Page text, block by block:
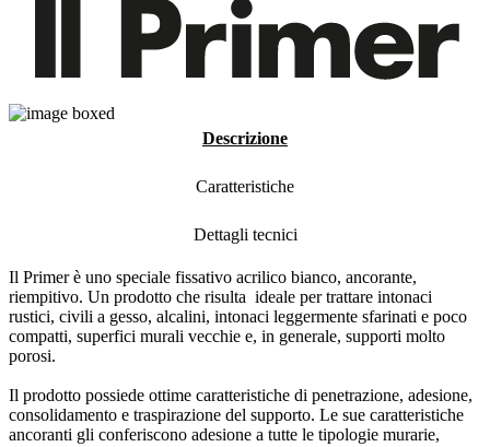
Descrizione
Caratteristiche
Dettagli tecnici
Il Primer è uno speciale fissativo acrilico bianco, ancorante,
riempitivo. Un prodotto che risulta ideale per trattare intonaci
rustici, civili a gesso, alcalini, intonaci leggermente sfarinati e poco
compatti, superfici murali vecchie e, in generale, supporti molto
porosi.
Il prodotto possiede ottime caratteristiche di penetrazione, adesione,
consolidamento e traspirazione del supporto. Le sue caratteristiche
ancoranti gli conferiscono adesione a tutte le tipologie murarie,